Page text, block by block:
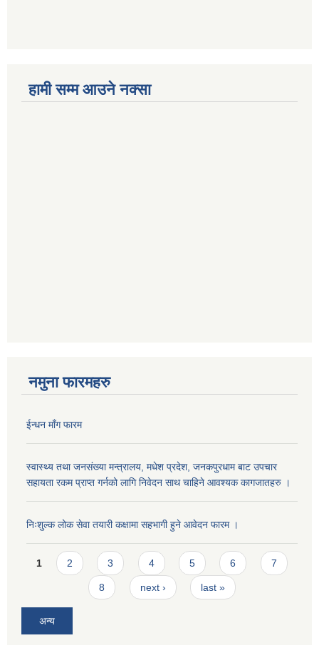
हामी सम्म आउने नक्सा
नमुना फारमहरु
ईन्धन माँग फारम
स्वास्थ्य तथा जनसंख्या मन्त्रालय, मधेश प्रदेश, जनकपुरधाम बाट उपचार
सहायता रकम प्राप्त गर्नको लागि निवेदन साथ चाहिने आवश्यक कागजातहरु ।
निःशुल्क लोक सेवा तयारी कक्षामा सहभागी हुने आवेदन फारम ।
Pages
1 2 3 4 5 6 7
8 next › last »
अन्य